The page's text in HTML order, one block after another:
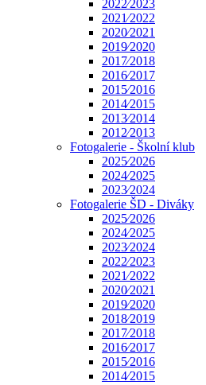
2022⁄2023
2021⁄2022
2020⁄2021
2019⁄2020
2017⁄2018
2016⁄2017
2015⁄2016
2014⁄2015
2013⁄2014
2012⁄2013
Fotogalerie - Školní klub
2025⁄2026
2024⁄2025
2023⁄2024
Fotogalerie ŠD - Diváky
2025⁄2026
2024⁄2025
2023⁄2024
2022⁄2023
2021⁄2022
2020⁄2021
2019⁄2020
2018⁄2019
2017⁄2018
2016⁄2017
2015⁄2016
2014⁄2015